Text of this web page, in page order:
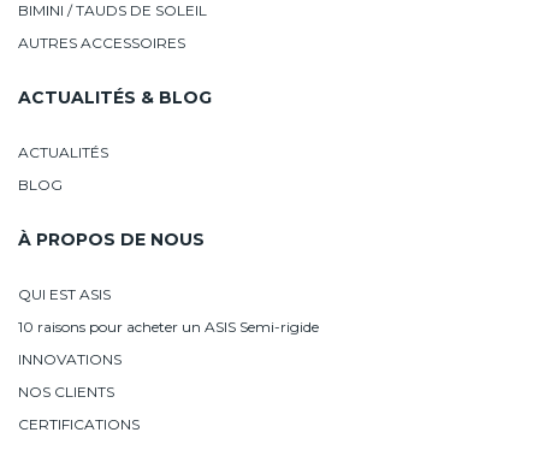
BIMINI / TAUDS DE SOLEIL
AUTRES ACCESSOIRES
ACTUALITÉS & BLOG
ACTUALITÉS
BLOG
À PROPOS DE NOUS
QUI EST ASIS
10 raisons pour acheter un ASIS Semi-rigide
INNOVATIONS
NOS CLIENTS
CERTIFICATIONS